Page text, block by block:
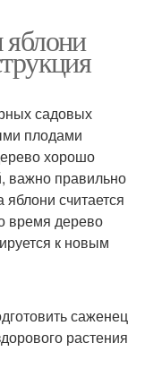
садовых
плодами
хорошо
важно правильно
считается
время дерево
к новым
саженец
растения